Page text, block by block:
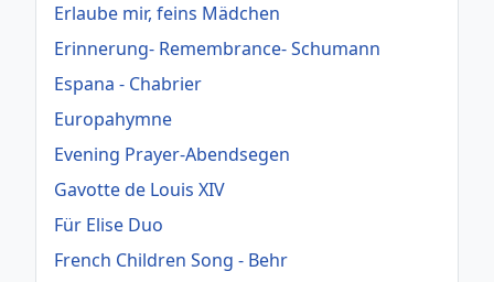
Erlaube mir, feins Mädchen
Erinnerung- Remembrance- Schumann
Espana - Chabrier
Europahymne
Evening Prayer-Abendsegen
Gavotte de Louis XIV
Für Elise Duo
French Children Song - Behr